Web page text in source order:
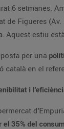
6 setmanes.
de Figueres
Aquest estiu
per una
català en el
i
35% del